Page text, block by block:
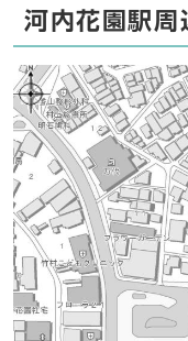
河内花園駅周